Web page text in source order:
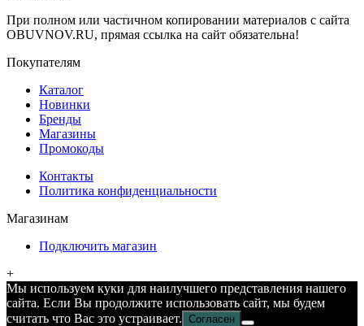
При полном или частичном копировании материалов с сайта
OBUVNOV.RU, прямая ссылка на сайт обязательна!
Покупателям
Каталог
Новинки
Бренды
Магазины
Промокоды
Контакты
Политика конфиденциальности
Магазинам
Подключить магазин
+
Мы используем куки для наилучшего представления нашего
сайта. Если Вы продолжите использовать сайт, мы будем
считать что Вас это устраивает. Согласен